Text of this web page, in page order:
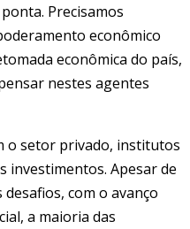
Precisamos
econômico
econômica do país,
nestes agentes
o setor privado, institutos
investimentos. Apesar de
com o avanço
a maioria das